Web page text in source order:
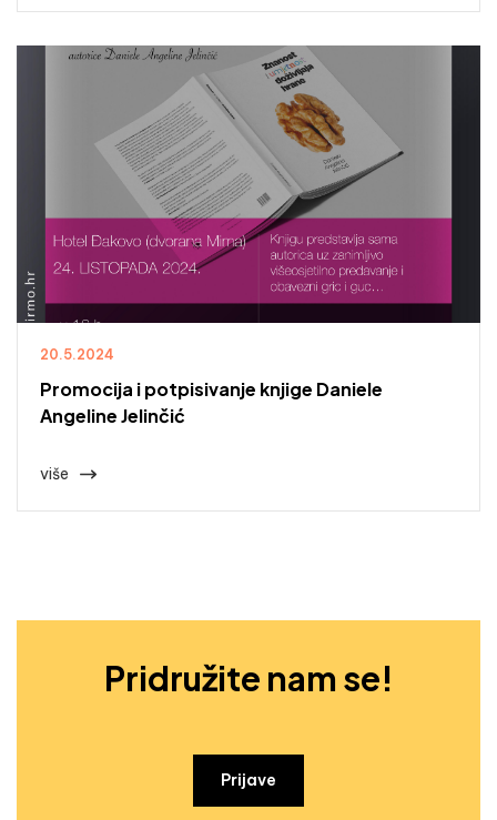
20.5.2024
Promocija i potpisivanje knjige Daniele
Angeline Jelinčić
više
Pridružite nam se!
Prijave